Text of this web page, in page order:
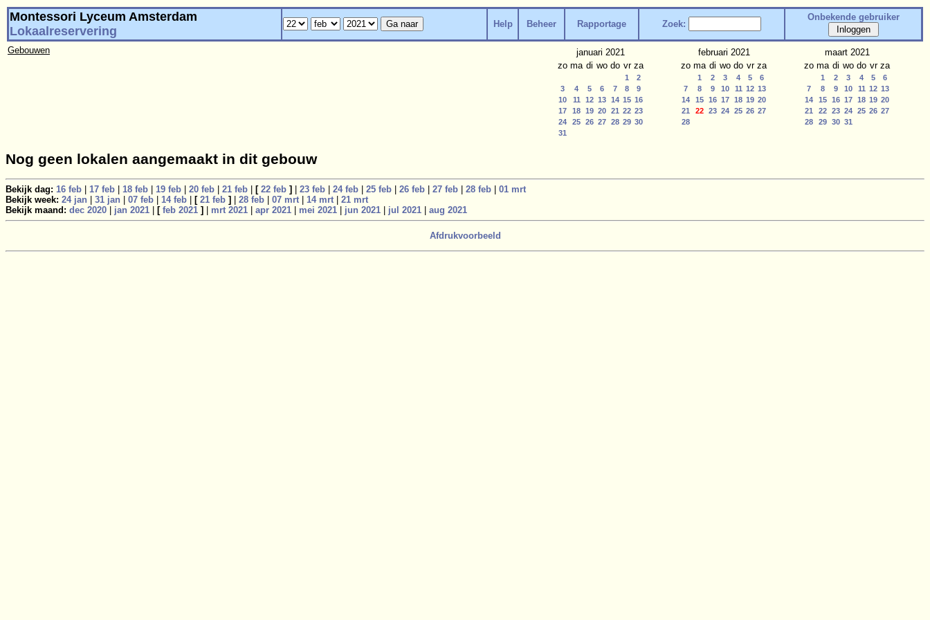
Montessori Lyceum Amsterdam
Lokaalreservering
Help Beheer Rapportage Zoek:
Onbekende gebruiker
Gebouwen
januari 2021
zo ma di wo do vr za
1
2
3
4 5 6 7 8
9
10
11 12 13 14 15 16
17
18 19 20 21 22 23
24
25 26 27 28 29 30
31
februari 2021
zo ma di wo do vr za
1 2 3 4 5
6
7
8 9 10 11 12 13
14
15 16 17 18 19 20
21
22 23 24 25 26 27
28
maart 2021
zo ma di wo do vr za
1 2 3 4 5
6
7
8 9 10 11 12 13
14
15 16 17 18 19 20
21
22 23 24 25 26 27
28
29 30 31
Nog geen lokalen aangemaakt in dit gebouw
Bekijk dag: 16 feb 17 feb 18 feb 19 feb 20 feb 21 feb [ 22 feb ] 23 feb 24 feb 25 feb 26 feb 27 feb 28 feb
01 mrt
Bekijk week: 24 jan 31 jan 07 feb 14 feb [ 21 feb ] 28 feb 07 mrt 14 mrt
21 mrt
Bekijk maand: dec 2020 jan 2021 [ feb 2021 ] mrt 2021 apr 2021 mei 2021 jun 2021 jul 2021 aug 2021
Afdrukvoorbeeld